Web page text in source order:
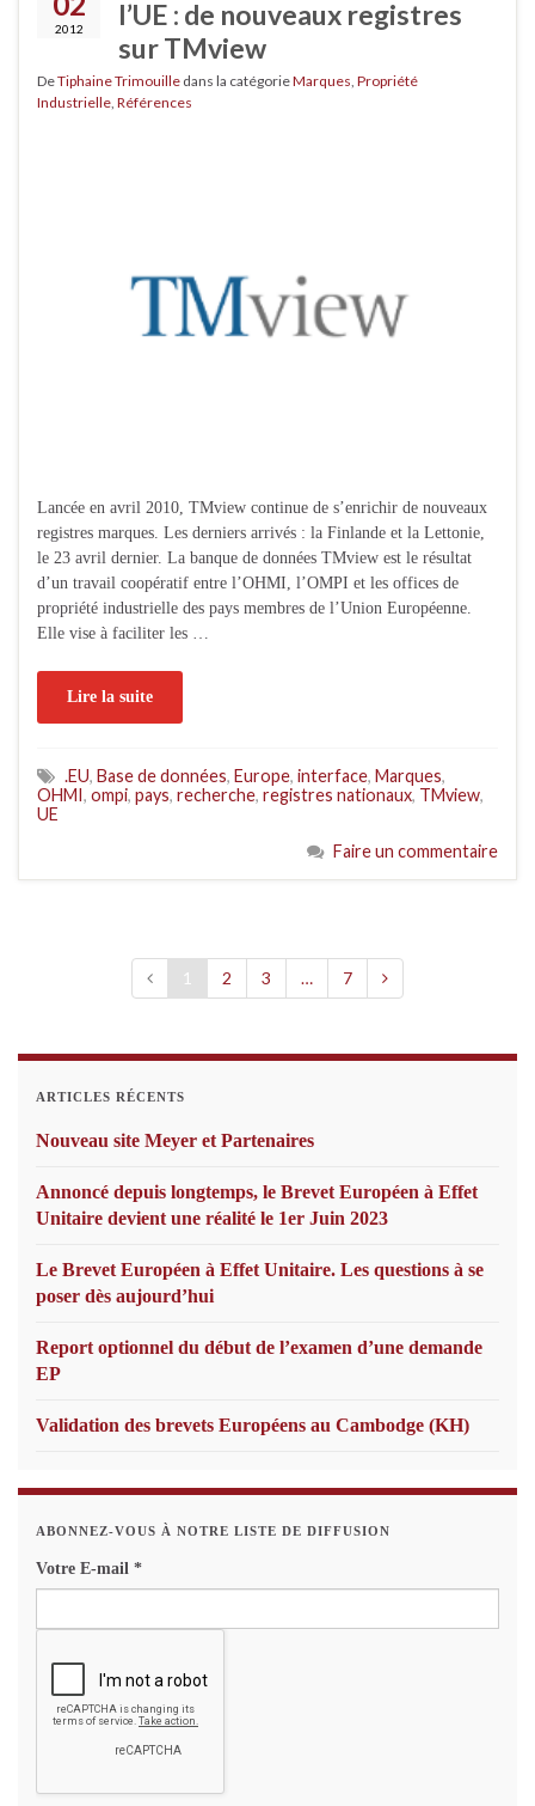
2012
l’UE : de nouveaux registres
sur TMview
DeTiphaine Trimouille dans la catégorieMarques, Propriété
Industrielle, Références
Lancée en avril 2010, TMview continue de s’enrichir de nouveaux
registres marques. Les derniers arrivés : la Finlande et la Lettonie,
le 23 avril dernier. La banque de données TMview est le résultat
d’un travail coopératif entre l’OHMI, l’OMPI et les offices de
propriété industrielle des pays membres de l’Union Européenne.
Elle vise à faciliter les …
Lire la suite
.EU, Base de données, Europe, interface, Marques,
OHMI, ompi, pays, recherche, registres nationaux, TMview,
UE
Faire un commentaire
1 2 3 … 7
ARTICLES RÉCENTS
Nouveau site Meyer et Partenaires
Annoncé depuis longtemps, le Brevet Européen à Effet
Unitaire devient une réalité le 1er Juin 2023
Le Brevet Européen à Effet Unitaire. Les questions à se
poser dès aujourd’hui
Report optionnel du début de l’examen d’une demande
EP
Validation des brevets Européens au Cambodge (KH)
ABONNEZ-VOUS À NOTRE LISTE DE DIFFUSION
Votre E-mail *